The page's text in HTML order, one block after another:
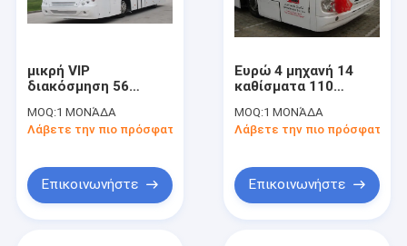
μικρή VIP
διακόσμηση 56
αερολιμένων
επιβατών επιβάτες
περιοχή
MOQ:1 ΜΟΝΆΔΑ
Λάβετε την πιο πρόσφατη τιμή
Επικοινωνήστε
Ευρώ 4 μηχανή 14
καθίσματα 110
κεκλιμένων ραμπών
αυτόματη μετάδοση
ποιότητα
MOQ:1 ΜΟΝΆΔΑ
Λάβετε την πιο πρόσφατη
Επικοινωνήστε